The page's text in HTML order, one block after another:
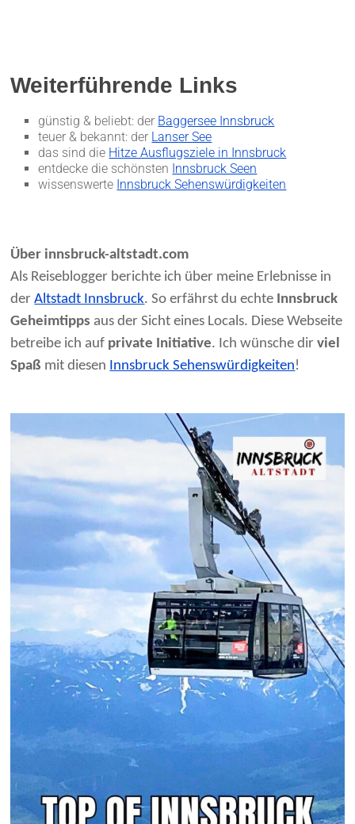
Weiterführende Links
günstig & beliebt: der Baggersee Innsbruck
teuer & bekannt: der Lanser See
das sind die Hitze Ausflugsziele in Innsbruck
entdecke die schönsten Innsbruck Seen
wissenswerte Innsbruck Sehenswürdigkeiten
Über innsbruck-altstadt.com
Als Reiseblogger berichte ich über meine Erlebnisse in
derAltstadt Innsbruck. So erfährst du echte Innsbruck
Geheimtipps aus der Sicht eines Locals. Diese Webseite
betreibe ich auf private Initiative. Ich wünsche dirviel
Spaß mit diesen Innsbruck Sehenswürdigkeiten!